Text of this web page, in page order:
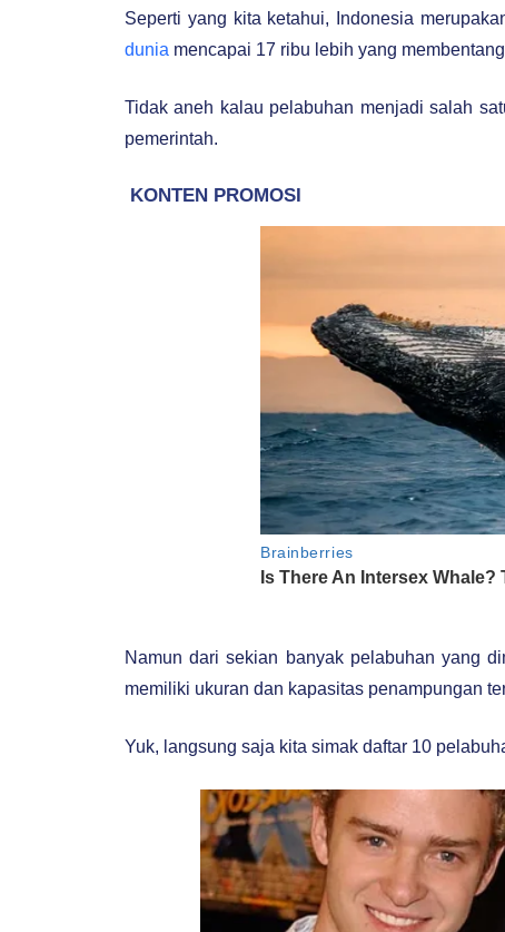
Seperti yang kita ketahui, Indonesia
dunia mencapai 17 ribu lebih yang
Tidak aneh kalau pelabuhan menjadi salah
pemerintah.
Namun dari sekian banyak pelabuhan yang
memiliki ukuran dan kapasitas penampungan
Yuk, langsung saja kita simak daftar 10